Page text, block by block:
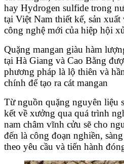
hay Hydrogen sulfide trong
tại Việt Nam thiết kế, sản
công nghệ mới của hiệp hội
Quặng mangan giàu hàm
tại Hà Giang và Cao Bằng
phương pháp là lộ thiên và
chính để tạo ra cát mangan
Từ nguồn quặng nguyên liệu
kết về xưởng qua quá trình
nam châm vĩnh cửu sẽ cho
đến là công đoạn nghiền,
theo yêu cầu và tiến hành